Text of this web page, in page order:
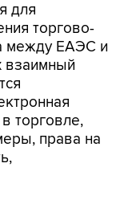
для
торгово-
между ЕАЭС и
взаимный
торговле,
права на